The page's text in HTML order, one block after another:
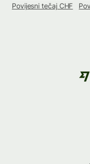
Povijesni tečaj CHF